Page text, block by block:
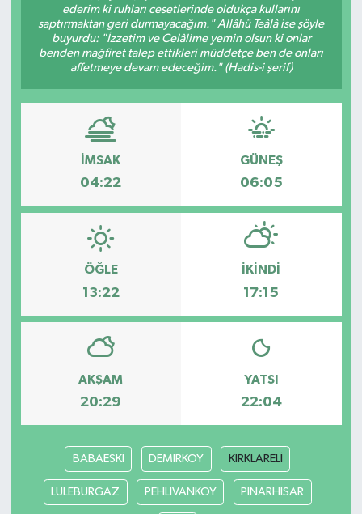
ederim ki ruhları cesetlerinde oldukça kullarını
saptırmaktan geri durmayacağım." Allâhü Teâlâ ise şöyle
buyurdu: "İzzetim ve Celâlime yemin olsun ki onlar
benden mağfiret talep ettikleri müddetçe ben de onları
affetmeye devam edeceğim." (Hadis-i şerif)
İMSAK
04:22
GÜNEŞ
06:05
ÖĞLE
13:22
İKINDI
17:15
AKŞAM
20:29
YATSI
22:04
BABAESKİ DEMIRKOY KIRKLARELİ
LULEBURGAZ PEHLIVANKOY PINARHISAR
Dünya
Ekonomi
Foto Galeri
Genel
İlçeler
Köşe Yazıları
Kültür Sanat